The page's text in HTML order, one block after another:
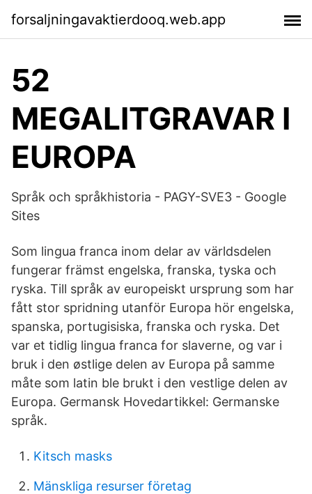
forsaljningavaktierdooq.web.app
52
MEGALITGRAVAR I
EUROPA
Språk och språkhistoria - PAGY-SVE3 - Google
Sites
Som lingua franca inom delar av världsdelen
fungerar främst engelska, franska, tyska och
ryska. Till språk av europeiskt ursprung som har
fått stor spridning utanför Europa hör engelska,
spanska, portugisiska, franska och ryska. Det
var et tidlig lingua franca for slaverne, og var i
bruk i den østlige delen av Europa på samme
måte som latin ble brukt i den vestlige delen av
Europa. Germansk Hovedartikkel: Germanske
språk.
Kitsch masks
Mänskliga resurser företag